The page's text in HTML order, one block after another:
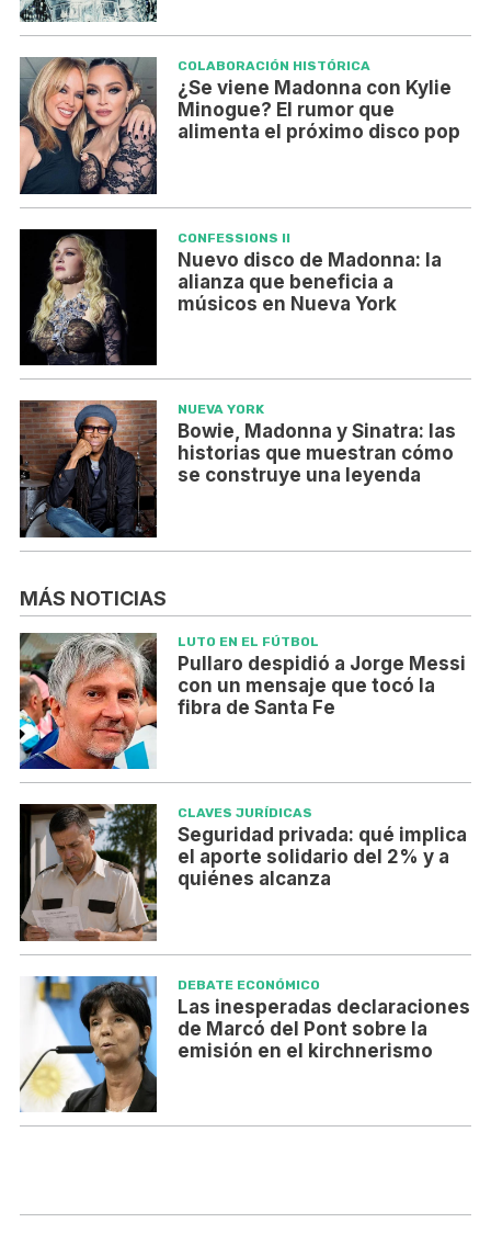
COLABORACIÓN HISTÓRICA
¿Se viene Madonna con Kylie
Minogue? El rumor que
alimenta el próximo disco pop
CONFESSIONS II
Nuevo disco de Madonna: la
alianza que beneficia a
músicos en Nueva York
NUEVA YORK
Bowie, Madonna y Sinatra: las
historias que muestran cómo
se construye una leyenda
MÁS NOTICIAS
LUTO EN EL FÚTBOL
Pullaro despidió a Jorge Messi
con un mensaje que tocó la
fibra de Santa Fe
CLAVES JURÍDICAS
Seguridad privada: qué implica
el aporte solidario del 2% y a
quiénes alcanza
DEBATE ECONÓMICO
Las inesperadas declaraciones
de Marcó del Pont sobre la
emisión en el kirchnerismo